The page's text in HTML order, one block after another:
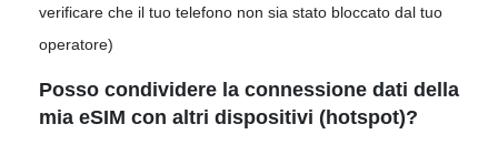
verificare che il tuo telefono non sia stato bloccato dal tuo
operatore)
Posso condividere la connessione dati della
mia eSIM con altri dispositivi (hotspot)?